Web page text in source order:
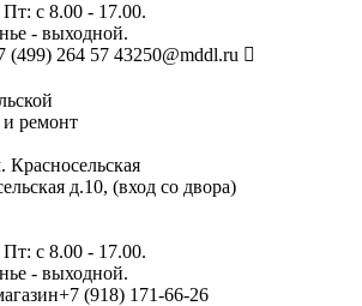
с 8.00 - 17.00.
- выходной.
(499) 264 57 43250@mddl.ru
и ремонт
Красносельская
д.10, (вход со двора)
с 8.00 - 17.00.
- выходной.
+7 (918) 171-66-26